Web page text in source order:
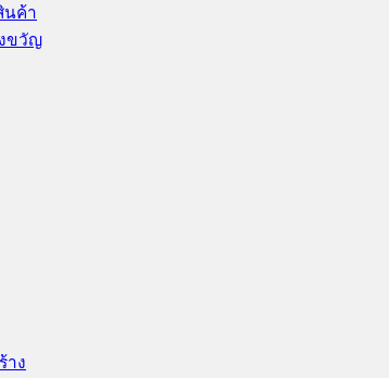
นค้า
ขวัญ
าง